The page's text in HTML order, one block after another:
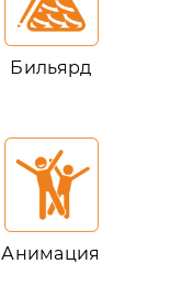
Бильярд
Анимация